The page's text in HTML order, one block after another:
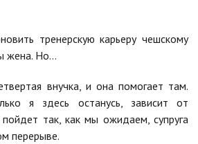
тренерскую карьеру чешскому
жена. Но…
внучка, и она помогает там.
я здесь останусь, зависит от
пойдет так, как мы ожидаем, супруга
перерыве.